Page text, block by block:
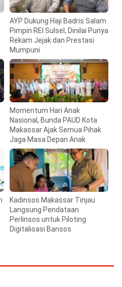
AYP Dukung Haji Badris Salam
Pimpin REI Sulsel, Dinilai Punya
Rekam Jejak dan Prestasi
Mumpuni
Momentum Hari Anak
Nasional, Bunda PAUD Kota
Makassar Ajak Semua Pihak
Jaga Masa Depan Anak
Kadinsos Makassar Tinjau
Langsung Pendataan
Perlinsos untuk Piloting
Digitalisasi Bansos